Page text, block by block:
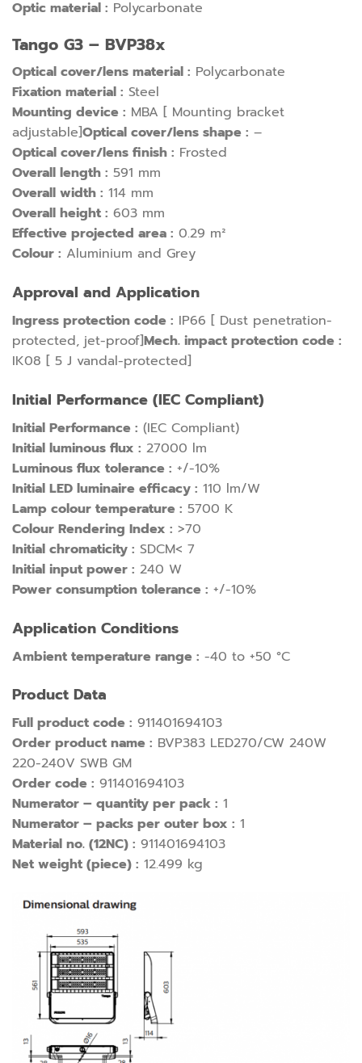
Optic material : Polycarbonate
Tango G3 – BVP38x
Optical cover/lens material : Polycarbonate
Fixation material : Steel
Mounting device : MBA [ Mounting bracket
adjustable]Optical cover/lens shape : –
Optical cover/lens finish : Frosted
Overall length : 591 mm
Overall width : 114 mm
Overall height : 603 mm
Effective projected area : 0.29 m²
Colour : Aluminium and Grey
Approval and Application
Ingress protection code : IP66 [ Dust penetration-
protected, jet-proof]Mech. impact protection code :
IK08 [ 5 J vandal-protected]
Initial Performance (IEC Compliant)
Initial Performance : (IEC Compliant)
Initial luminous flux : 27000 lm
Luminous flux tolerance : +/-10%
Initial LED luminaire efficacy : 110 lm/W
Lamp colour temperature : 5700 K
Colour Rendering Index : >70
Initial chromaticity : SDCM< 7
Initial input power : 240 W
Power consumption tolerance : +/-10%
Application Conditions
Ambient temperature range : -40 to +50 °C
Product Data
Full product code : 911401694103
Order product name : BVP383 LED270/CW 240W
220-240V SWB GM
Order code : 911401694103
Numerator – quantity per pack : 1
Numerator – packs per outer box : 1
Material no. (12NC) : 911401694103
Net weight (piece) : 12.499 kg